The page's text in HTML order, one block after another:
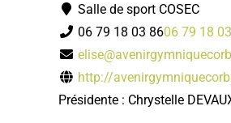
Salle de sport COSEC
06 79 18 03 8606 79 18
http://
Présidente : Chrystelle